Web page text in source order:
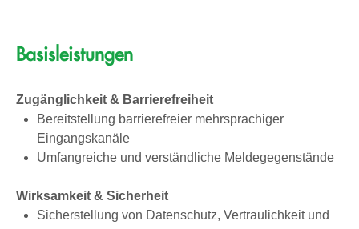
Basisleistungen
Zugänglichkeit & Barrierefreiheit
Bereitstellung barrierefreier mehrsprachiger
Eingangska­näle
Umfangreiche und verständ­liche Meldegegenstände
Wirksamkeit & Sicherheit
Sicherstellung von Datenschutz, Vertraulichkeit und